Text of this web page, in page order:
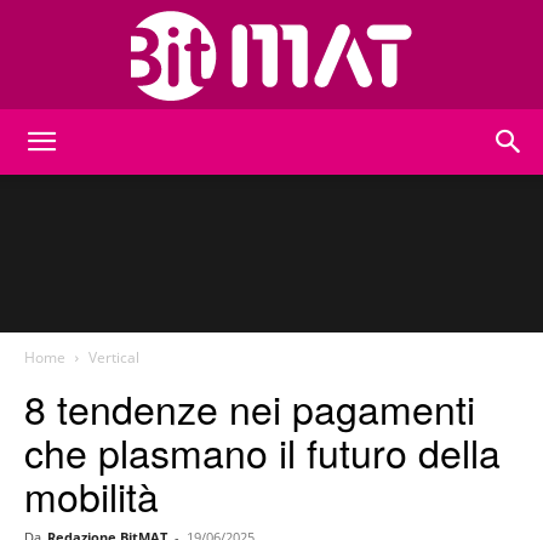
Home Vertical
8 tendenze nei pagamenti
che plasmano il futuro della
mobilità